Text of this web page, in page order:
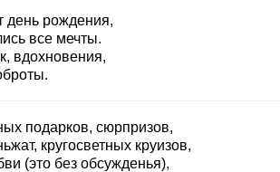
день рождения,
все мечты.
вдохновения,
подарков, сюрпризов,
кругосветных круизов,
(это без обсужденья),